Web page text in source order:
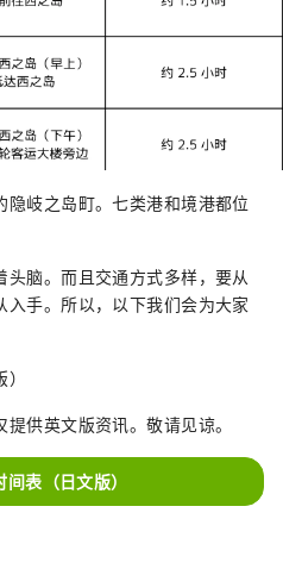
岐之岛町。七类港和境港都位
头脑。而且交通方式多样，要从
手。所以，以下我们会为大家
供英文版资讯。敬请见谅。
表（日文版）